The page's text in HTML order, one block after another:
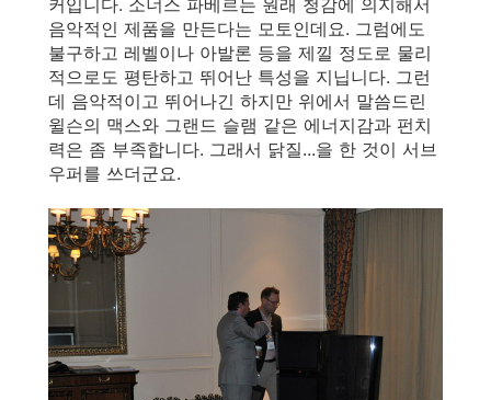
음악적인 제품을 만든다는 모토인데요. 그럼에도
불구하고 레벨이나 아발론 등을 제낄 정도로 물리
적으로도 평탄하고 뛰어난 특성을 지닙니다. 그런
데 음악적이고 뛰어나긴 하지만 위에서 말씀드린
윌슨의 맥스와 그랜드 슬램 같은 에너지감과 펀치
력은 좀 부족합니다. 그래서 닭질...을 한 것이 서브
우퍼를 쓰더군요.